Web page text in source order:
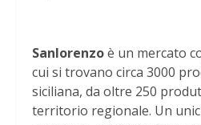
Sanlorenzoè un mercato
cui si trovano circa 3000
siciliana, da oltre 250
territorio regionale. Un